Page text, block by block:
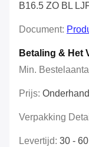
B16.5 ZO BL
Document:
Betaling & Het
Min.
Prijs:
Verpakking
Levertijd: 30 -